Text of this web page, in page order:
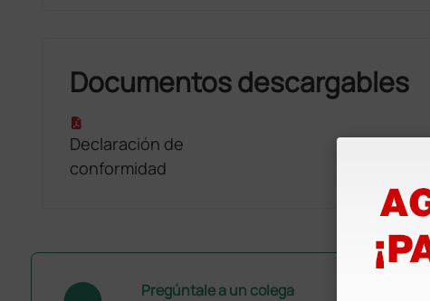
Documentos descargables
Declaración de
conformidad
Pregúntale a un colega